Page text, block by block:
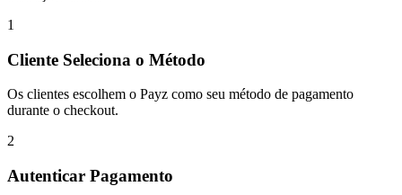
1
Cliente Seleciona o Método
Os clientes escolhem o Payz como seu método de pagamento
durante o checkout.
2
Autenticar Pagamento